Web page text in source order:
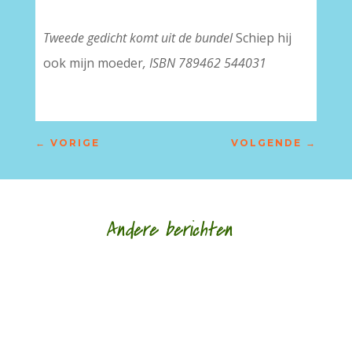
Tweede gedicht komt uit de bundelSchiep hij
ook mijn moeder, ISBN 789462 544031
← VORIGE VOLGENDE →
Andere berichten